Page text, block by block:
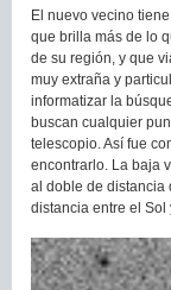
El nuevo vecino
que brilla más de lo
de su región, y que
muy extraña y
informatizar la
buscan cualquier
telescopio. Así fue
encontrarlo. La baja
al doble de distancia
distancia entre el Sol